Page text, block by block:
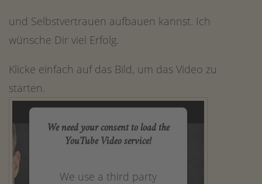
und Selbstvertrauen aufbauen kannst. Ich
wünsche Dir viel Erfolg.
Klicke einfach auf das Bild, um das Video zu
starten.
We need your consent to load the
YouTube Video service!
We use a third party